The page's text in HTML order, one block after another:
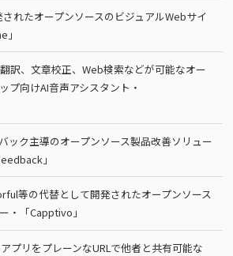
れたオープンソースのビジュアルWebサイ
訳、文章校正、Web検索などが可能なオー
プ向けAI音声アシスタント・
ック主導のオープンソース製品改善ソリュー
」
等の代替として開発されたオープンソース
・「Capptivo」
プリをプレーンなURLで他者と共有可能な